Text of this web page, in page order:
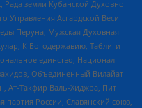
Рада земли Кубанской Духовно
Управления Асгардской Веси
Перуна, Мужская Духовная
К Богодержавию, Таблиги
единство, Национал-
Объединенный Вилайат
Ат-Такфир Валь-Хиджра, Пит
партия России, Славянский союз,